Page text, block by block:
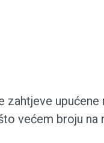
zahtjeve upućene
većem broju na